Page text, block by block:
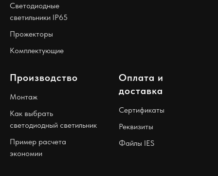
Светодиодные
светильники IP65
Прожекторы
Комплектующие
Производство
Монтаж
Как выбрать
светодиодный светильник
Пример расчета
экономии
Оплата и
доставка
Сертификаты
Реквизиты
Файлы IES